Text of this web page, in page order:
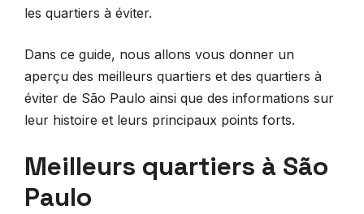
les quartiers à éviter.
Dans ce guide, nous allons vous donner un
aperçu des meilleurs quartiers et des quartiers à
éviter de São Paulo ainsi que des informations sur
leur histoire et leurs principaux points forts.
Meilleurs quartiers à São
Paulo